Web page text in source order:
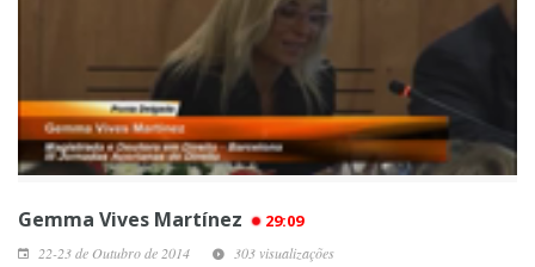
Gemma Vives Martínez 29:09
22-23 de Outubro de 2014 303 visualizações